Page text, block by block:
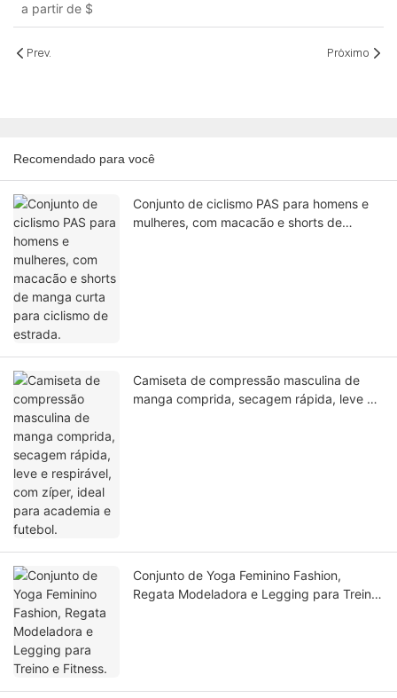
a partir de $
Prev. Próximo
Recomendado para você
Conjunto de ciclismo PAS para homens e
mulheres, com macacão e shorts de
Camiseta de compressão masculina de
manga comprida, secagem rápida, leve e
Conjunto de Yoga Feminino Fashion,
Regata Modeladora e Legging para Treino